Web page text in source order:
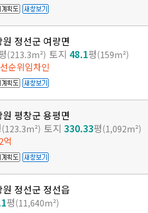
정선군 여량면
(213.3m²) 토지 48.1평(159m²)
순위임차인
평창군 용평면
(123.3m²) 토지 330.33평(1,092m²)
억
정선군 정선읍
평(11,640m²)